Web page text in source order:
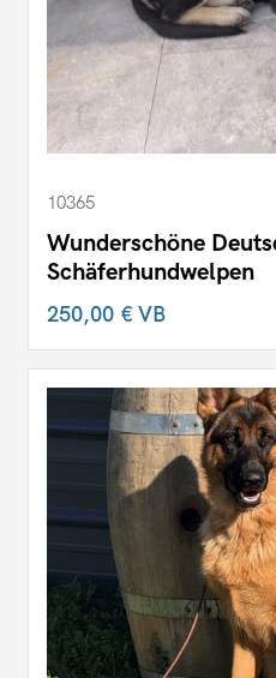
10365
Wunderschöne
Schäferhundwelpen
250,00 €VB